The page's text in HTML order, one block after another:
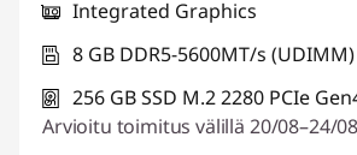
Integrated Graphics
8 GB DDR5-5600MT/s (UDIMM)
256 GB SSD M.2 2280 PCIe
Arvioitu toimitus välillä 20/08–24/08